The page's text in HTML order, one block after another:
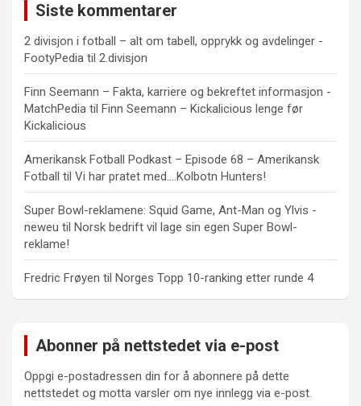
Siste kommentarer
2 divisjon i fotball – alt om tabell, opprykk og avdelinger -
FootyPedia til 2.divisjon
Finn Seemann – Fakta, karriere og bekreftet informasjon -
MatchPedia til Finn Seemann – Kickalicious lenge før
Kickalicious
Amerikansk Fotball Podkast – Episode 68 – Amerikansk
Fotball til Vi har pratet med….Kolbotn Hunters!
Super Bowl-reklamene: Squid Game, Ant-Man og Ylvis -
neweu til Norsk bedrift vil lage sin egen Super Bowl-
reklame!
Fredric Frøyen til Norges Topp 10-ranking etter runde 4
Abonner på nettstedet via e-post
Oppgi e-postadressen din for å abonnere på dette
nettstedet og motta varsler om nye innlegg via e-post.